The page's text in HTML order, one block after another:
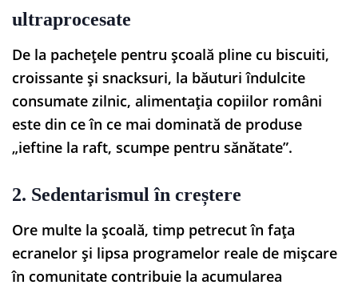
ultraprocesate
De la pachețele pentru școală pline cu biscuiti,
croissante și snacksuri, la băuturi îndulcite
consumate zilnic, alimentația copiilor români
este din ce în ce mai dominată de produse
„ieftine la raft, scumpe pentru sănătate”.
2. Sedentarismul în creștere
Ore multe la școală, timp petrecut în fața
ecranelor și lipsa programelor reale de mișcare
în comunitate contribuie la acumularea